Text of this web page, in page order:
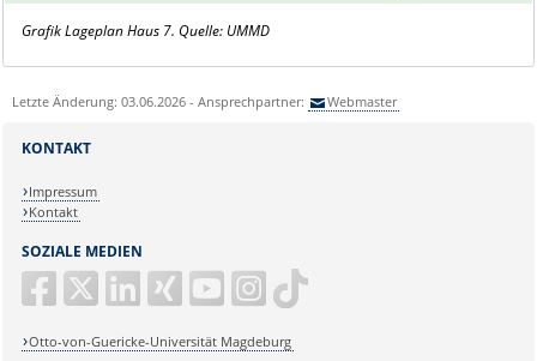
Grafik Lageplan Haus 7. Quelle: UMMD
Letzte Änderung: 03.06.2026 - Ansprechpartner: Webmaster
SOZIALE MEDIEN
Otto-von-Guericke-Universität Magdeburg
KONTAKT
Impressum
Kontakt